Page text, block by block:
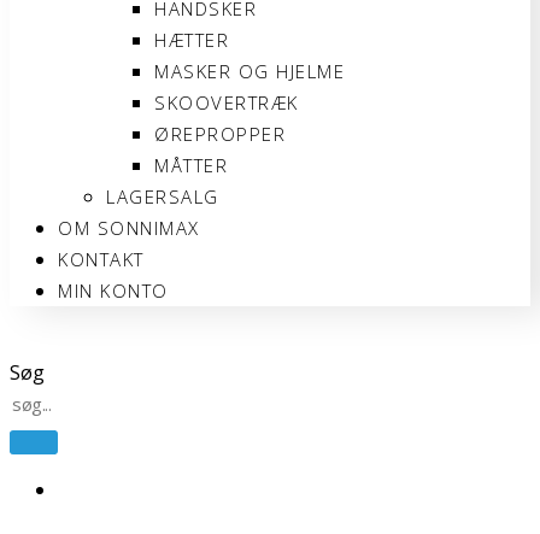
HANDSKER
HÆTTER
MASKER OG HJELME
SKOOVERTRÆK
ØREPROPPER
MÅTTER
LAGERSALG
OM SONNIMAX
KONTAKT
MIN KONTO
Søg